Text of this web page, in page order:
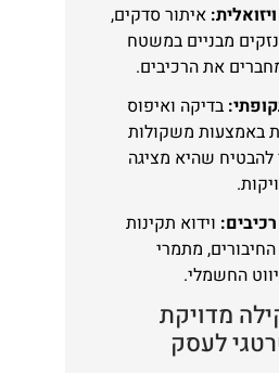
איתור סדקים,
נזקים מבניים במשטח
את הרכיבים.
בדיקה ואיפוס
באמצעות משקולות
להבטיח שהיא מציגה
וידוא תקינות
מתמרי
החשמלי.
מדויקת
לעסק